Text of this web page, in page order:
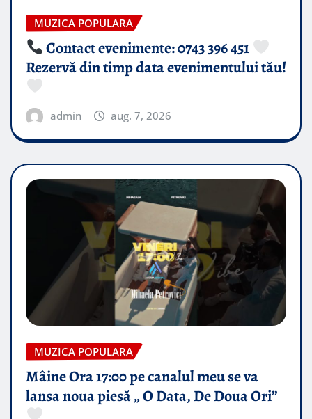
MUZICA POPULARA
Contact evenimente: 0743 396 451
Rezervă din timp data evenimentului tău!
admin aug. 7, 2026
MUZICA POPULARA
Mâine Ora 17:00 pe canalul meu se va
lansa noua piesă „ O Data, De Doua Ori”